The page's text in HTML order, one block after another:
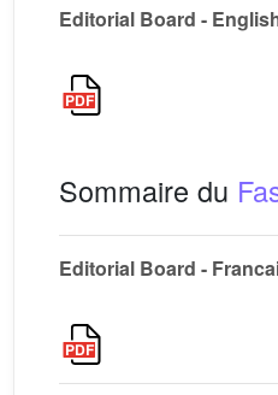
Editorial Board -
Sommaire du
Editorial Board -